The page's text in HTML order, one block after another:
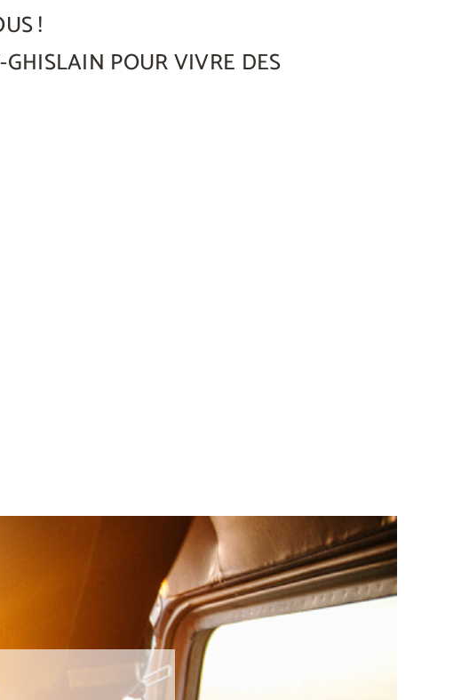
!
POUR VIVRE DES